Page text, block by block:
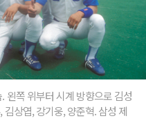
왼쪽 위부터 시계 방향으로 김성
상엽, 강기웅, 양준혁. 삼성 제